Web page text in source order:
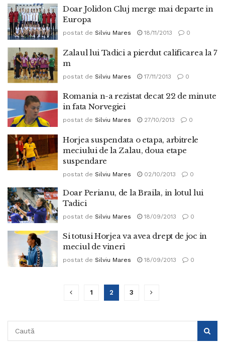
Doar Jolidon Cluj merge mai departe in
Europa
postat de Silviu Mares 18/11/2013 0
Zalaul lui Tadici a pierdut calificarea la 7
m
postat de Silviu Mares 17/11/2013 0
Romania n-a rezistat decat 22 de minute
in fata Norvegiei
postat de Silviu Mares 27/10/2013 0
Horjea suspendata o etapa, arbitrele
meciului de la Zalau, doua etape
suspendare
postat de Silviu Mares 02/10/2013 0
Doar Perianu, de la Braila, in lotul lui
Tadici
postat de Silviu Mares 18/09/2013 0
Si totusi Horjea va avea drept de joc in
meciul de vineri
postat de Silviu Mares 18/09/2013 0
1 2 3